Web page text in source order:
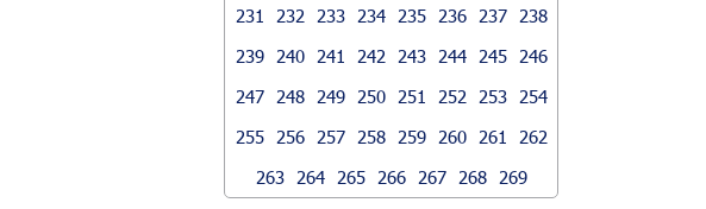
231
232 233 234 235 236 237
238
239
240 241 242 243 244 245
246
247
248 249 250 251 252 253
254
255
256 257 258 259 260 261
262
263
264 265 266 267 268 269